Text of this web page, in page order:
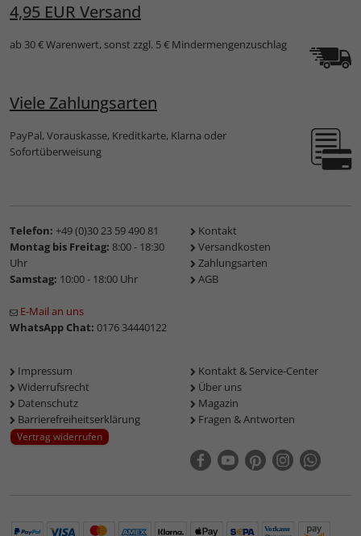
4,95 EUR Versand
ab 30 € Warenwert, sonst zzgl. 5 € Mindermengenzuschlag
Viele Zahlungsarten
PayPal, Vorauskasse, Kreditkarte, Klarna oder
Sofortüberweisung
Telefon: +49 (0)30 23 59 490 81
Montag bis Freitag: 8:00 - 18:30
Uhr
Samstag: 10:00 - 18:00 Uhr
E-Mail an uns
WhatsApp Chat: 0176 34440122
Kontakt
Versandkosten
Zahlungsarten
AGB
Impressum
Widerrufsrecht
Datenschutz
Barrierefreiheitserklärung
Vertrag widerrufen
Kontakt & Service-Center
Über uns
Magazin
Fragen & Antworten